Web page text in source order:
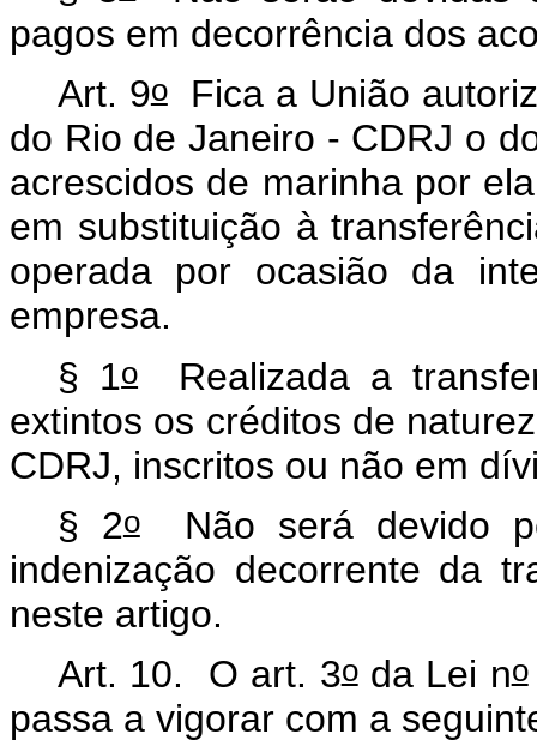
pagos em decorrência dos
Art. 9oFica a União
do Rio de Janeiro - CDRJ o
acrescidos de marinha por
em substituição à
operada por ocasião da
empresa.
§ 1oRealizada a
extintos os créditos de
CDRJ, inscritos ou não em
§ 2oNão será devido
indenização decorrente da
neste artigo.
Art. 10. O art. 3oda Lei no
passa a vigorar com a